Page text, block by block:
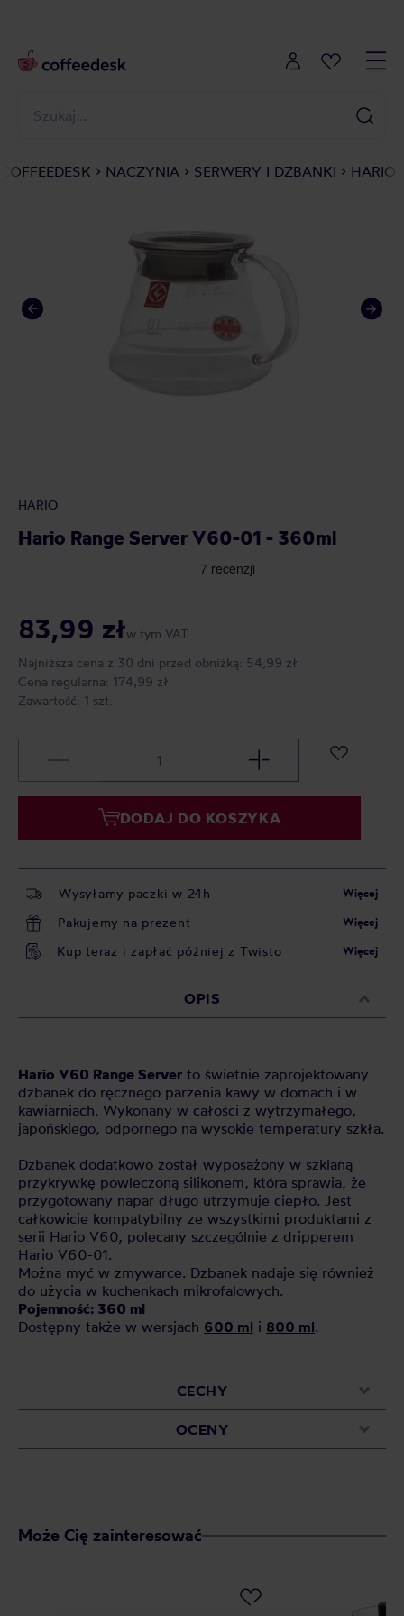
COFFEEDESK NACZYNIA SERWERY I DZBANKI HARIO
HARIO
Hario Range Server V60-01 - 360ml
83,99 złw tym VAT
Najniższa cena z 30 dni przed obniżką: 54,99 zł
Cena regularna: 174,99 zł
Zawartość: 1 szt.
DODAJ DO KOSZYKA
Wysyłamy paczki w 24h Więcej
Pakujemy na prezent Więcej
Kup teraz i zapłać później z Twisto Więcej
OPIS
Hario V60 Range Server to świetnie zaprojektowany
dzbanek do ręcznego parzenia kawy w domach i w
kawiarniach. Wykonany w całości z wytrzymałego,
japońskiego, odpornego na wysokie temperatury szkła.
Dzbanek dodatkowo został wyposażony w szklaną
przykrywkę powleczoną silikonem, która sprawia, że
przygotowany napar długo utrzymuje ciepło. Jest
całkowicie kompatybilny ze wszystkimi produktami z
serii Hario V60, polecany szczególnie z dripperem
Hario V60-01.
Można myć w zmywarce. Dzbanek nadaje się również
do użycia w kuchenkach mikrofalowych.
Pojemność: 360 ml
Dostępny także w wersjach 600 ml i 800 ml.
CECHY
OCENY
Może Cię zainteresować